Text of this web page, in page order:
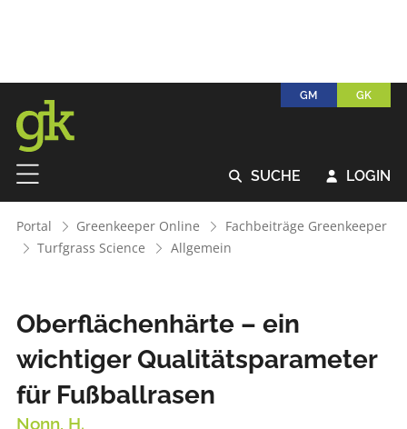
GM GK
 SUCHE  LOGIN
Portal Greenkeeper Online
Fachbeiträge Greenkeeper
Turfgrass Science
Allgemein
Oberflächenhärte – ein
wichtiger Qualitätsparameter
für Fußballrasen
Nonn, H.